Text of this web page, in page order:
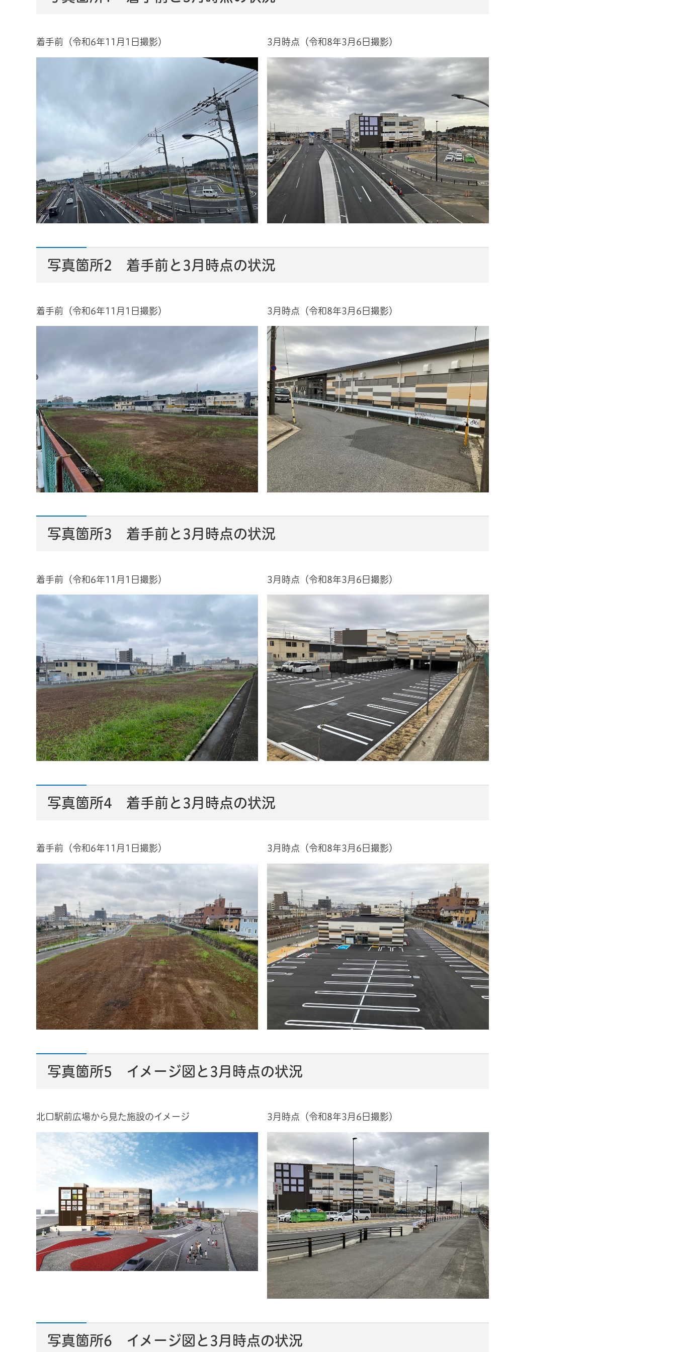
着手前（令和6年11月1日撮影） 3月時点（令和8年3月6日撮影）
写真箇所2 着手前と3月時点の状況
着手前（令和6年11月1日撮影） 3月時点（令和8年3月6日撮影）
写真箇所3 着手前と3月時点の状況
着手前（令和6年11月1日撮影） 3月時点（令和8年3月6日撮影）
写真箇所4 着手前と3月時点の状況
着手前（令和6年11月1日撮影） 3月時点（令和8年3月6日撮影）
写真箇所5 イメージ図と3月時点の状況
北口駅前広場から見た施設のイメージ 3月時点（令和8年3月6日撮影）
写真箇所6 イメージ図と3月時点の状況